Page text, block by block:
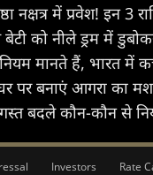
में प्रवेश! इन 3
को नीले ड्रम में
मानते हैं, भारत में
पर बनाएं आगरा का
बदले कौन-कौन से
Investors Rate